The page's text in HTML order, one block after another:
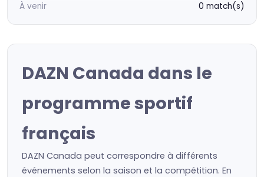
À venir
0 match(s)
DAZN Canada dans le
programme sportif
français
DAZN Canada peut correspondre à différents
événements selon la saison et la compétition. En